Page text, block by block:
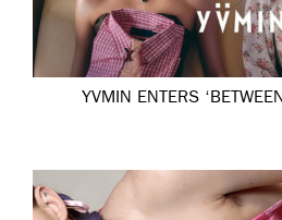
YVMIN ENTERS